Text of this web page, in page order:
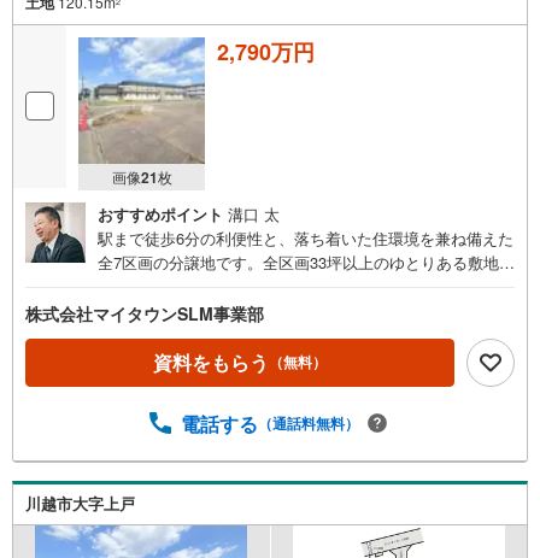
画像21枚
2,790万円
おすすめポイント 溝口 太
駅まで徒歩6分の利便性と、落ち着いた住環境を兼ね備えた
全7区画の分譲地です。全区画33坪以上のゆとりある敷地
いづくりをお楽しみいただけます。小学校やスーパーが徒
歩10分以内に揃い、子育て世代にもおすすめのロケーショ
ン。現地の陽当たりや街並みをぜひご覧ください。ぜひ
「現地見学（無料）」をクリックして、ご確認ください！
ん、周辺環境についても詳しくご説明いたします。事前に
にしっかりとご説明させていただきます。■営業時間AM9:0
0～PM20:00定休日火曜日・水曜日営業時間内でのお電話で
のお問い合わせがスムーズです。お気軽にマイタウンふじ
み野店までお問い合わせ下さい。
株式会社マイタウンSLM事業部
資料をもらう （無料）
電話する （通話料無料）
川越市大字上戸